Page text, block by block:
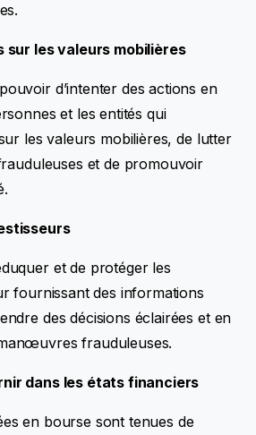
sur les valeurs mobilières
d’intenter des actions en
et les entités qui
les valeurs mobilières, de lutter
et de promouvoir
et de protéger les
fournissant des informations
des décisions éclairées et en
frauduleuses.
dans les états financiers
en bourse sont tenues de